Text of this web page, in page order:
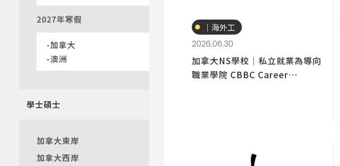
2027年寒假
加拿大
澳洲
學士碩士
加拿大東岸
加拿大西岸
｜海外工
讀
2026.06.30
加拿大NS學校│私立就業為導向
職業學院 CBBC Career